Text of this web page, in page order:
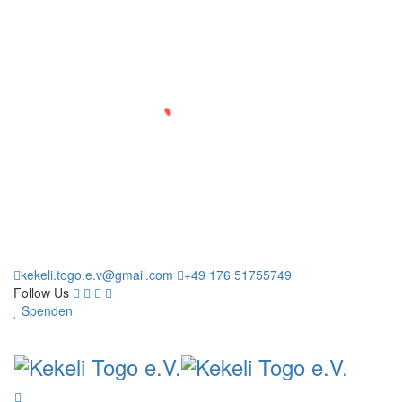
kekeli.togo.e.v@gmail.com
+49 176 51755749
Follow Us
Spenden